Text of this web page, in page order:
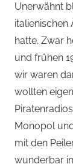
Unerwähnt
italienischen
hatte. Zwar
und frühen
wir waren
wollten
Monopol
mit den
wunderbar